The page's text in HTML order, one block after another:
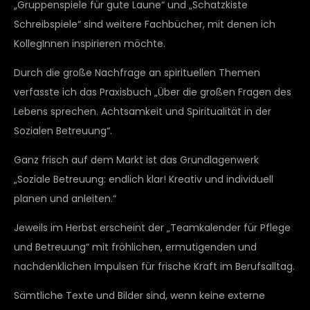
„Gruppenspiele für gute Laune“ und „Schatzkiste
Schreibspiele“ sind weitere Fachbücher, mit denen ich
KollegInnen inspirieren möchte.
Durch die große Nachfrage an spirituellen Themen
verfasste ich das Praxisbuch „Über die großen Fragen des
Lebens sprechen. Achtsamkeit und Spiritualität in der
Sozialen Betreuung“.
Ganz frisch auf dem Markt ist das Grundlagenwerk
„Soziale Betreuung: endlich klar! Kreativ und individuell
planen und anleiten.“
Jeweils im Herbst erscheint der „Teamkalender für Pflege
und Betreuung“ mit fröhlichen, ermutigenden und
nachdenklichen Impulsen für frische Kraft im Berufsalltag.
Sämtliche Texte und Bilder sind, wenn keine externe